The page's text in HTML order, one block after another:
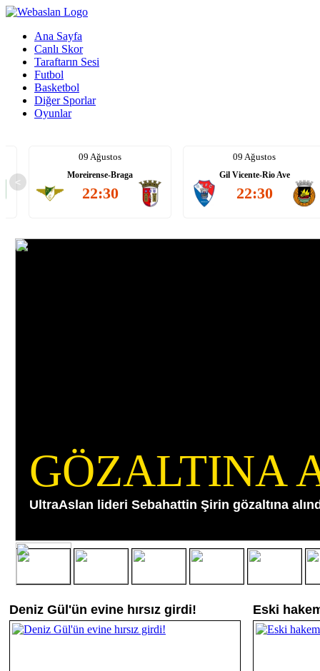
Ana Sayfa
Canlı Skor
Taraftarın Sesi
Futbol
Basketbol
Diğer Sporlar
Oyunlar
<
09 Ağustos
Moreirense-Braga
22:30
09 Ağustos
Gil Vicente-Rio Ave
22:30
GÖZALTINA
UltraAslan lideri Sebahattin Şirin gözaltına
Deniz Gül'ün evine hırsız girdi! Eski